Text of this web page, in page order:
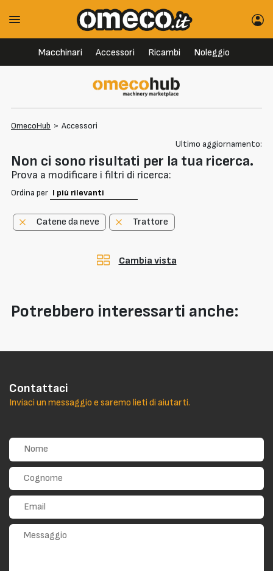
Macchinari Accessori Ricambi Noleggio
OmecoHub > Accessori
Ultimo aggiornamento:
Non ci sono risultati per la tua ricerca.
Prova a modificare i filtri di ricerca:
Ordina per
Catene da neve Trattore
Cambia vista
Potrebbero interessarti anche:
Contattaci
Inviaci un messaggio e saremo lieti di aiutarti.